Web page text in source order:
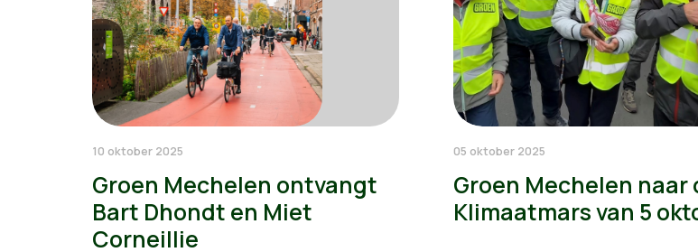
10 oktober 2025
Groen Mechelen ontvangt
Bart Dhondt en Miet
Corneillie
05 oktober 2025
Groen Mechelen naar
Klimaatmars van 5